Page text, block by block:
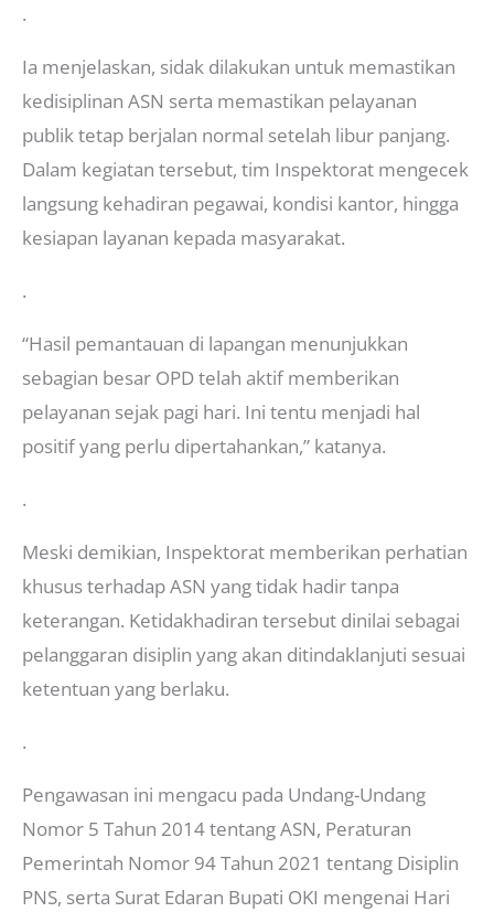
.
Ia menjelaskan, sidak dilakukan untuk memastikan
kedisiplinan ASN serta memastikan pelayanan
publik tetap berjalan normal setelah libur panjang.
Dalam kegiatan tersebut, tim Inspektorat mengecek
langsung kehadiran pegawai, kondisi kantor, hingga
kesiapan layanan kepada masyarakat.
.
“Hasil pemantauan di lapangan menunjukkan
sebagian besar OPD telah aktif memberikan
pelayanan sejak pagi hari. Ini tentu menjadi hal
positif yang perlu dipertahankan,” katanya.
.
Meski demikian, Inspektorat memberikan perhatian
khusus terhadap ASN yang tidak hadir tanpa
keterangan. Ketidakhadiran tersebut dinilai sebagai
pelanggaran disiplin yang akan ditindaklanjuti sesuai
ketentuan yang berlaku.
.
Pengawasan ini mengacu pada Undang-Undang
Nomor 5 Tahun 2014 tentang ASN, Peraturan
Pemerintah Nomor 94 Tahun 2021 tentang Disiplin
PNS, serta Surat Edaran Bupati OKI mengenai Hari